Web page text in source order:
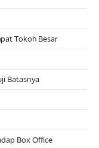
Tokoh Besar
Batasnya
Box Office